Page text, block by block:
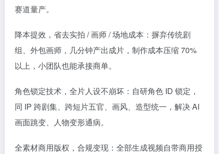
赛道量产。
降本提效，省去实拍 / 画师 / 场地成本：摒弃传统剧
组、外包画师，几分钟产出成片，制作成本压缩 70%
以上，小团队也能承接商单。
角色锁定技术，全片人设不崩坏：自研角色 ID 锁定，
同 IP 跨剧集、跨短片五官、画风、造型统一，解决 AI
画面跳变、人物变形通病。
全素材商用版权，合规变现：全部生成视频自带商用授